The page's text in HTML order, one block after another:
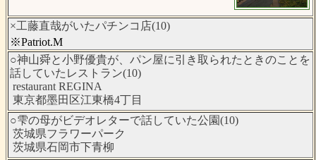
×工藤直哉がいたパチンコ店(10)
※Patriot.M
○神山舜と小野優貴が、パン屋に引き取られたときのことを
話していたレストラン(10)
restaurant REGINA
東京都墨田区江東橋4丁目
○雫の母がビデオレターで話していた公園(10)
茨城県フラワーパーク
茨城県石岡市下青柳